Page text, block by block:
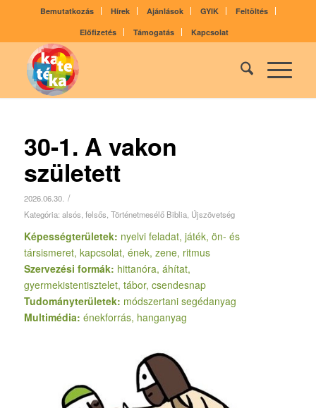
Bemutatkozás Hírek Ajánlások GYIK
Feltöltés
Előfizetés
Támogatás Kapcsolat
30-1. A vakon
született
2026.06.30. /
Kategória: alsós felsős Történetmesélő Biblia, Újszövetség
Képességterületek: nyelvi feladat, játék, ön- és
társismeret, kapcsolat, ének, zene, ritmus
Szervezési formák: hittanóra, áhítat,
gyermekistentisztelet, tábor, csendesnap
Tudományterületek: módszertani segédanyag
Multimédia: énekforrás, hanganyag